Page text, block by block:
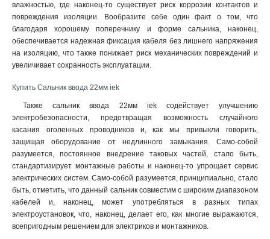
влажностью, где наконец-то существует риск коррозии контактов и
повреждения изоляции. Вообразите себе один факт о том, что
благодаря хорошему поперечнику и форме сальника, наконец,
обеспечивается надежная фиксация кабеля без лишнего напряжения
на изоляцию, что также понижает риск механических повреждений и
увеличивает сохранность эксплуатации.
Купить Сальник ввода 22мм iek
Также сальник ввода 22мм iek содействует улучшению
электробезопасности, предотвращая возможность случайного
касания оголенных проводников и, как мы привыкли говорить,
защищая оборудование от недлинного замыкания. Само-собой
разумеется, постоянное внедрение таковых частей, стало быть,
стандартизирует монтажные работы и наконец-то упрощает сервис
электрических систем. Само-собой разумеется, принципиально, стало
быть, отметить, что данный сальник совместим с широким диапазоном
кабелей и, наконец, может употребляться в разных типах
электроустановок, что, наконец, делает его, как многие выражаются,
всепригодным решением для электриков и монтажников.